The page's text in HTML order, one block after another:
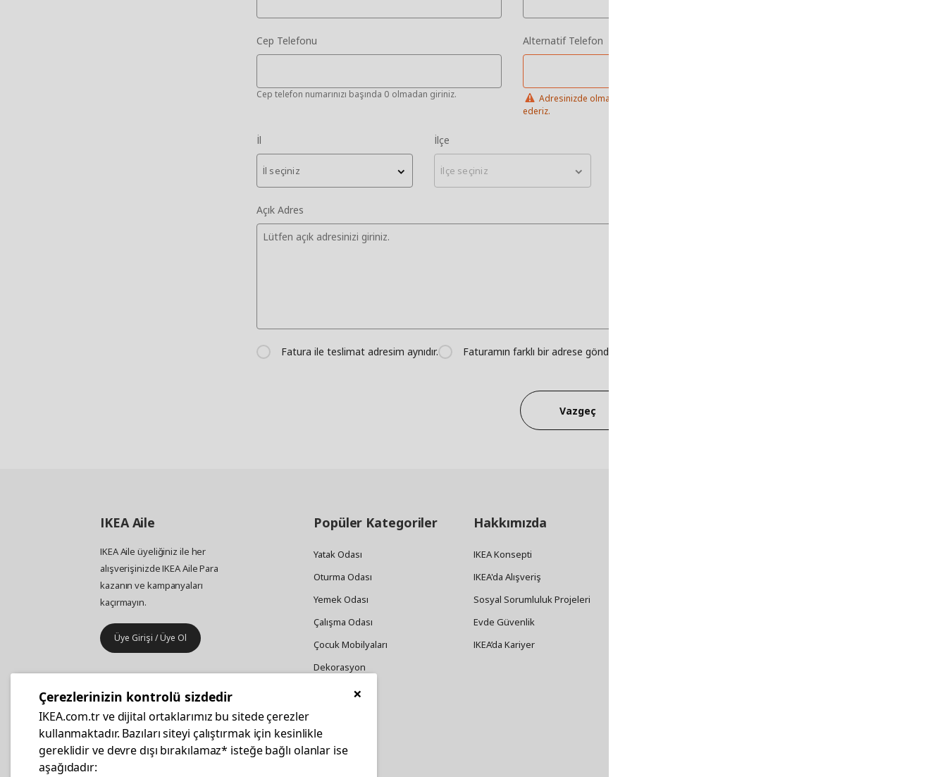
Cep Telefonu
Cep telefon numarınızı başında 0 olmadan giriniz.
Alternatif Telefon
Adresinizde olmama ihtimaline karşı eklemenizi tavsiye
ederiz.
İl
İl seçiniz
İlçe
İlçe seçiniz
Açık Adres
Fatura ile teslimat adresim aynıdır. Faturamın farklı bir adrese gönderilmesini istiyorum
Vazgeç
IKEAAile
IKEA Aile üyeliğiniz ile her
alışverişinizde IKEA Aile Para
kazanın ve kampanyaları
kaçırmayın.
Üye Girişi / Üye Ol
İş yeri mobilya ve aksesuar
alışverişleriniz IKEA Kurumsal Kart
ile daha hesaplı.
Popüler Kategoriler
Yatak Odası
Oturma Odası
Yemek Odası
Çalışma Odası
Çocuk Mobilyaları
Dekorasyon
Züccaciye
Hakkımızda
IKEA Konsepti
IKEA'da Alışveriş
Sosyal Sorumluluk Projeleri
Evde Güvenlik
IKEA’da Kariyer
×
Çerezlerinizin kontrolü sizdedir
IKEA.com.tr ve dijital ortaklarımız bu sitede çerezler
kullanmaktadır. Bazıları siteyi çalıştırmak için kesinlikle
gereklidir ve devre dışı bırakılamaz* isteğe bağlı olanlar ise
aşağıdadır: